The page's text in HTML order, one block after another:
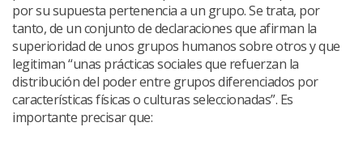
por su supuesta pertenencia a un grupo. Se trata, por
tanto, de un conjunto de declaraciones que afirman la
superioridad de unos grupos humanos sobre otros y que
legitiman “unas prácticas sociales que refuerzan la
distribución del poder entre grupos diferenciados por
características físicas o culturas seleccionadas”. Es
importante precisar que: